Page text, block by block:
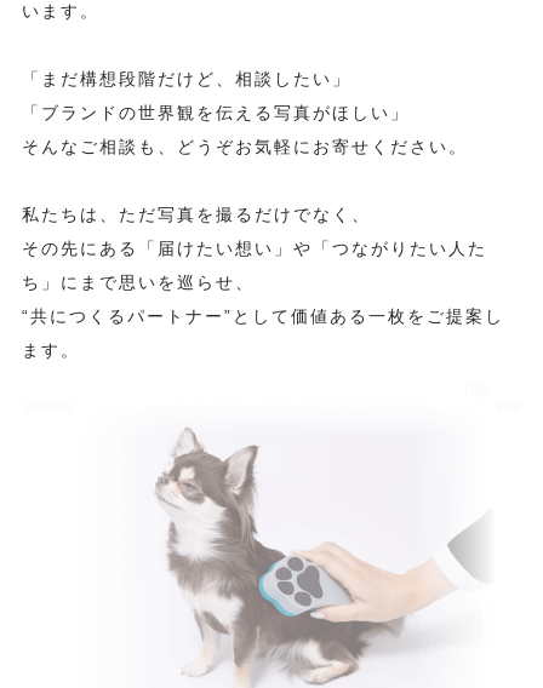
います。
「まだ構想段階だけど、相談したい」
「ブランドの世界観を伝える写真がほしい」
そんなご相談も、どうぞお気軽にお寄せください。
私たちは、ただ写真を撮るだけでなく、
その先にある「届けたい想い」や「つながりたい人た
ち」にまで思いを巡らせ、
“共につくるパートナー”として価値ある一枚をご提案し
ます。